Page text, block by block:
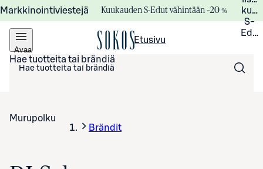
Markkinointiviestejä Kuukauden S-Edut vähintään –20 %
S-
Avaa
valikko
Etusivu
Hae tuotteita tai brändiä
Murupolku
Brändit